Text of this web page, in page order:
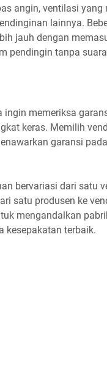
angin, ventilasi yang
lainnya.
jauh dengan
pendingin tanpa
ingin memeriksa
keras. Memilih
garansi
bervariasi dari satu
satu produsen ke
mengandalkan
kesepakatan terbaik.